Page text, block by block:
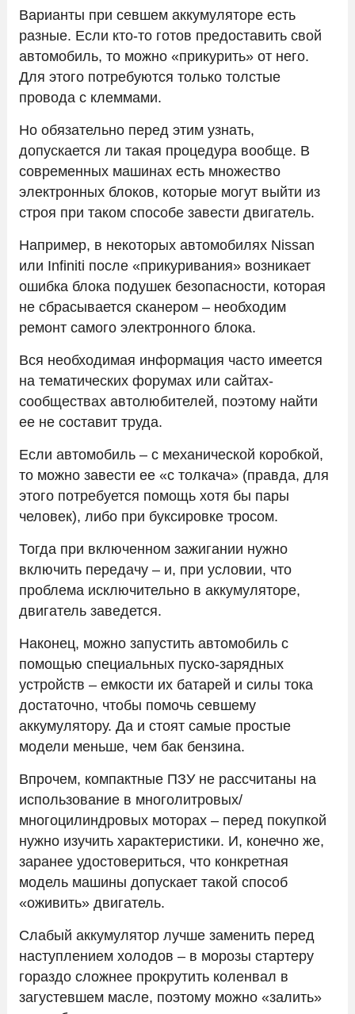
Варианты при севшем аккумуляторе есть
разные. Если кто-то готов предоставить свой
автомобиль, то можно «прикурить» от него.
Для этого потребуются только толстые
провода с клеммами.
Но обязательно перед этим узнать,
допускается ли такая процедура вообще. В
современных машинах есть множество
электронных блоков, которые могут выйти из
строя при таком способе завести двигатель.
Например, в некоторых автомобилях Nissan
или Infiniti после «прикуривания» возникает
ошибка блока подушек безопасности, которая
не сбрасывается сканером – необходим
ремонт самого электронного блока.
Вся необходимая информация часто имеется
на тематических форумах или сайтах-
сообществах автолюбителей, поэтому найти
ее не составит труда.
Если автомобиль – с механической коробкой,
то можно завести ее «с толкача» (правда, для
этого потребуется помощь хотя бы пары
человек), либо при буксировке тросом.
Тогда при включенном зажигании нужно
включить передачу – и, при условии, что
проблема исключительно в аккумуляторе,
двигатель заведется.
Наконец, можно запустить автомобиль с
помощью специальных пуско-зарядных
устройств – емкости их батарей и силы тока
достаточно, чтобы помочь севшему
аккумулятору. Да и стоят самые простые
модели меньше, чем бак бензина.
Впрочем, компактные ПЗУ не рассчитаны на
использование в многолитровых/
многоцилиндровых моторах – перед покупкой
нужно изучить характеристики. И, конечно же,
заранее удостовериться, что конкретная
модель машины допускает такой способ
«оживить» двигатель.
Слабый аккумулятор лучше заменить перед
наступлением холодов – в морозы стартеру
гораздо сложнее прокрутить коленвал в
загустевшем масле, поэтому можно «залить»